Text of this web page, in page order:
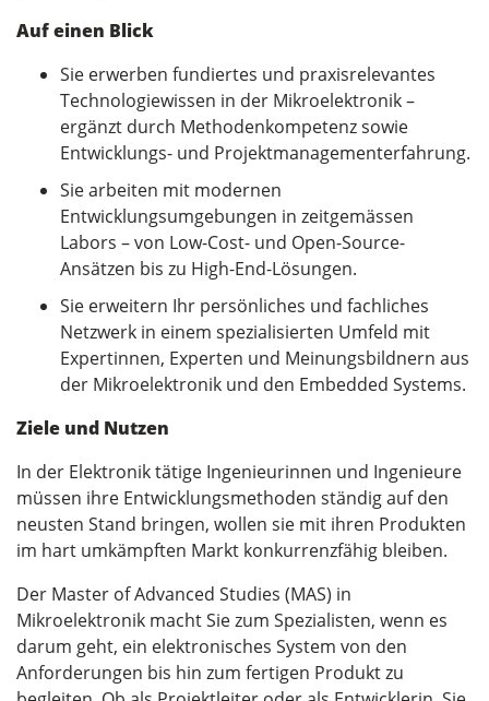
Auf einen Blick
Sie erwerben fundiertes und praxisrelevantes
Technologiewissen in der Mikroelektronik –
ergänzt durch Methodenkompetenz sowie
Entwicklungs- und Projektmanagementerfahrung.
Sie arbeiten mit modernen
Entwicklungsumgebungen in zeitgemässen
Labors – von Low-Cost- und Open-Source-
Ansätzen bis zu High-End-Lösungen.
Sie erweitern Ihr persönliches und fachliches
Netzwerk in einem spezialisierten Umfeld mit
Expertinnen, Experten und Meinungsbildnern aus
der Mikroelektronik und den Embedded Systems.
Ziele und Nutzen
In der Elektronik tätige Ingenieurinnen und Ingenieure
müssen ihre Entwicklungsmethoden ständig auf den
neusten Stand bringen, wollen sie mit ihren Produkten
im hart umkämpften Markt konkurrenzfähig bleiben.
Der Master of Advanced Studies (MAS) in
Mikroelektronik macht Sie zum Spezialisten, wenn es
darum geht, ein elektronisches System von den
Anforderungen bis hin zum fertigen Produkt zu